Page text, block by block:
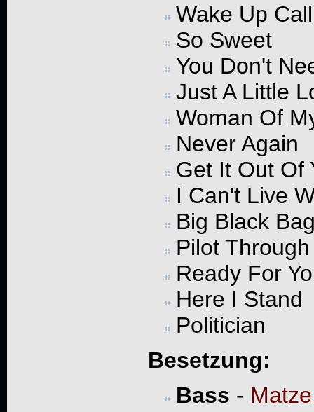
Wake Up Call
So Sweet
You Don't
Just A Little
Woman Of
Never Again
Get It Out Of
I Can't Live
Big Black
Pilot
Ready For
Here I Stand
Politician
Besetzung:
Bass -